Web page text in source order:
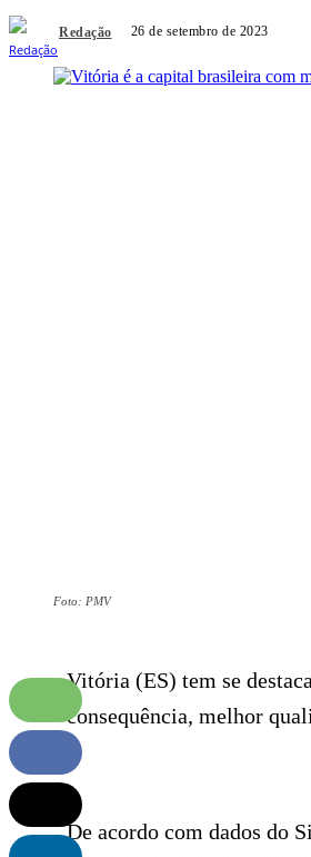
Redação 26 de setembro de 2023
Foto: PMV
Vitória (ES) tem se
consequência, melhor
De acordo com dados do